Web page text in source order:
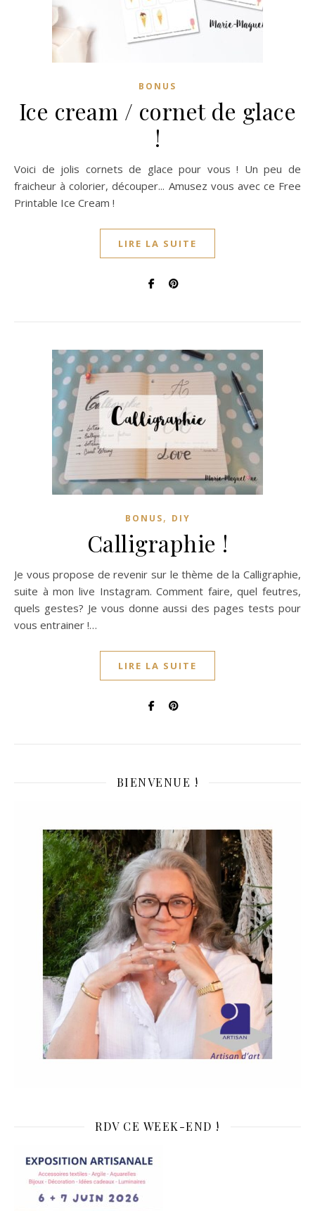
BONUS
Ice cream / cornet de glace
!
Voici de jolis cornets de glace pour vous ! Un peu de
fraicheur à colorier, découper... Amusez vous avec ce Free
Printable Ice Cream !
LIRE LA SUITE
BONUS, DIY
Calligraphie !
Je vous propose de revenir sur le thème de la Calligraphie,
suite à mon live Instagram. Comment faire, quel feutres,
quels gestes? Je vous donne aussi des pages tests pour
vous entrainer !…
LIRE LA SUITE
BIENVENUE !
RDV CE WEEK-END !